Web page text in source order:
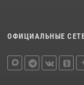
ОФИЦИАЛЬНЫЕ